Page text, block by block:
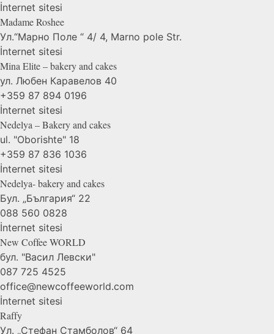
İnternet sitesi
MadameRoshee
Ул.“Марно Поле “ 4/ 4, Marno pole Str.
İnternet sitesi
Mina Elite – bakery and cakes
ул. Любен Каравелов 40
+359 87 894 0196
İnternet sitesi
Nedelya – Bakery and cakes
ul. "Oborishte" 18
+359 87 836 1036
İnternet sitesi
Nedelya- bakery and cakes
Бул. „България“ 22
088 560 0828
İnternet sitesi
New CoffeeWORLD
бул. "Васил Левски"
087 725 4525
office@newcoffeeworld.com
İnternet sitesi
Raffy
Ул. „Стефан Стамболов“ 64